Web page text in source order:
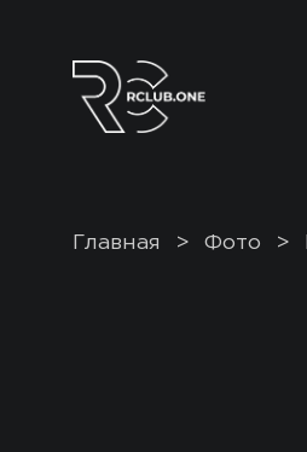
Главная > Фото >